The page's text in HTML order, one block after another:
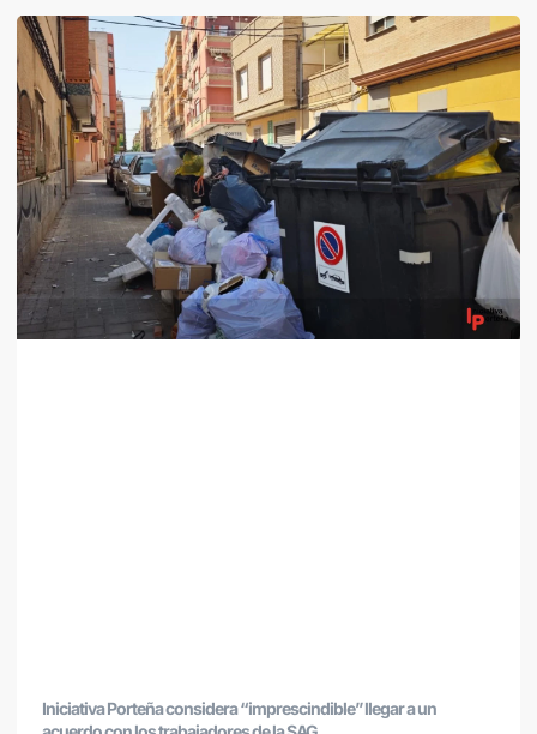
Iniciativa Porteña considera “imprescindible” llegar a un